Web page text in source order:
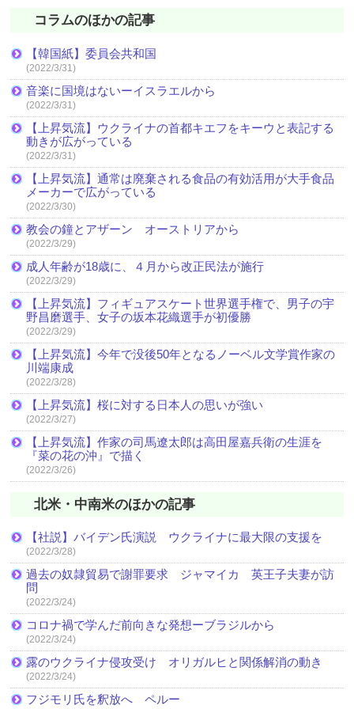
コラムのほかの記事
【韓国紙】委員会共和国
(2022/3/31)
音楽に国境はないーイスラエルから
(2022/3/31)
【上昇気流】ウクライナの首都キエフをキーウと表記する
動きが広がっている
(2022/3/31)
【上昇気流】通常は廃棄される食品の有効活用が大手食品
メーカーで広がっている
(2022/3/30)
教会の鐘とアザーン オーストリアから
(2022/3/29)
成人年齢が18歳に、４月から改正民法が施行
(2022/3/29)
【上昇気流】フィギュアスケート世界選手権で、男子の宇
野昌磨選手、女子の坂本花織選手が初優勝
(2022/3/29)
【上昇気流】今年で没後50年となるノーベル文学賞作家の
川端康成
(2022/3/28)
【上昇気流】桜に対する日本人の思いが強い
(2022/3/27)
【上昇気流】作家の司馬遼太郎は高田屋嘉兵衛の生涯を
『菜の花の沖』で描く
(2022/3/26)
北米・中南米のほかの記事
【社説】バイデン氏演説 ウクライナに最大限の支援を
(2022/3/28)
過去の奴隷貿易で謝罪要求 ジャマイカ 英王子夫妻が訪
問
(2022/3/24)
コロナ禍で学んだ前向きな発想ーブラジルから
(2022/3/24)
露のウクライナ侵攻受け オリガルヒと関係解消の動き
(2022/3/24)
フジモリ氏を釈放へ ペルー